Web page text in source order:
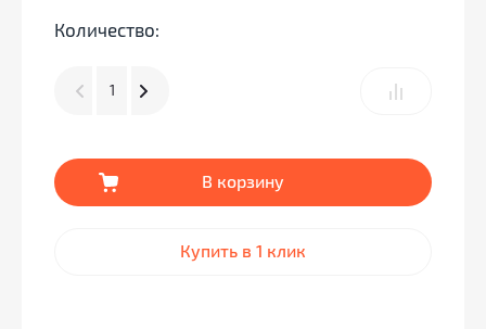
Количество:
В корзину
Купить в 1 клик